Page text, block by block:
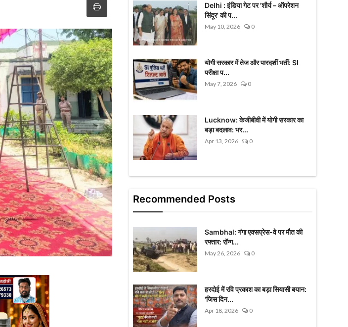
Delhi : इंडिया गेट पर 'शौर्य – ऑपरेशन
सिंदूर' की प...
May 10, 2026 0
योगी सरकार में तेज और पारदर्शी भर्ती: SI
परीक्षा प...
May 7, 2026 0
Lucknow: केजीबीवी में योगी सरकार का
बड़ा बदलाव: भर...
Apr 13, 2026 0
Recommended Posts
Sambhal: गंगा एक्सप्रेस-वे पर मौत की
रफ्तार: रॉन्ग...
May 26, 2026 0
हरदोई में रवि प्रकाश का बड़ा सियासी बयान:
'जिस दिन...
Apr 18, 2026 0